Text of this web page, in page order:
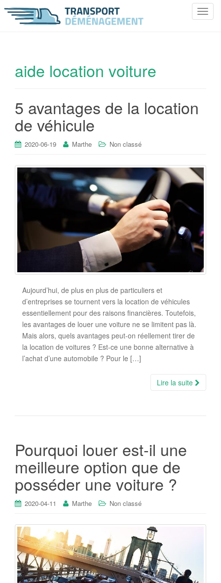
T
n
aide location voiture
5 avantages de la location
de véhicule
2020-06-19 Marthe Non classé
Aujourd’hui, de plus en plus de particuliers et
d’entreprises se tournent vers la location de véhicules
essentiellement pour des raisons financières. Toutefois,
les avantages de louer une voiture ne se limitent pas là.
Mais alors, quels avantages peut-on réellement tirer de
la location de voitures ? Est-ce une bonne alternative à
l’achat d’une automobile ? Pour le […]
Lire la suite
Pourquoi louer est-il une
meilleure option que de
posséder une voiture ?
2020-04-11 Marthe Non classé